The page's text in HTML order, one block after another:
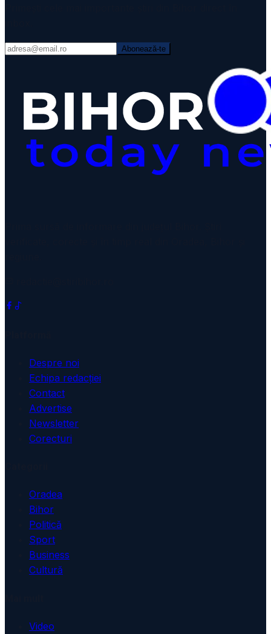
VIDEO
Abonează-te
Despre noi
Echipa redacției
Contact
Advertise
Newsletter
Corecturi
Oradea
Bihor
Politică
Sport
Business
Cultură
Video